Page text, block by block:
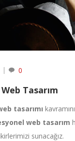
0
Tasarım
tasarımı
web tasarım
sunacağız.